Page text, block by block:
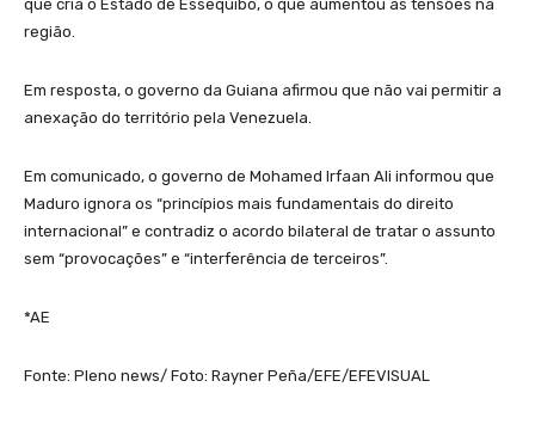
que cria o Estado de Essequibo, o que aumentou as tensões na
região.
Em resposta, o governo da Guiana afirmou que não vai permitir a
anexação do território pela Venezuela.
Em comunicado, o governo de Mohamed Irfaan Ali informou que
Maduro ignora os “princípios mais fundamentais do direito
internacional” e contradiz o acordo bilateral de tratar o assunto
sem “provocações” e “interferência de terceiros”.
*AE
Fonte: Pleno news/ Foto: Rayner Peña/EFE/EFEVISUAL